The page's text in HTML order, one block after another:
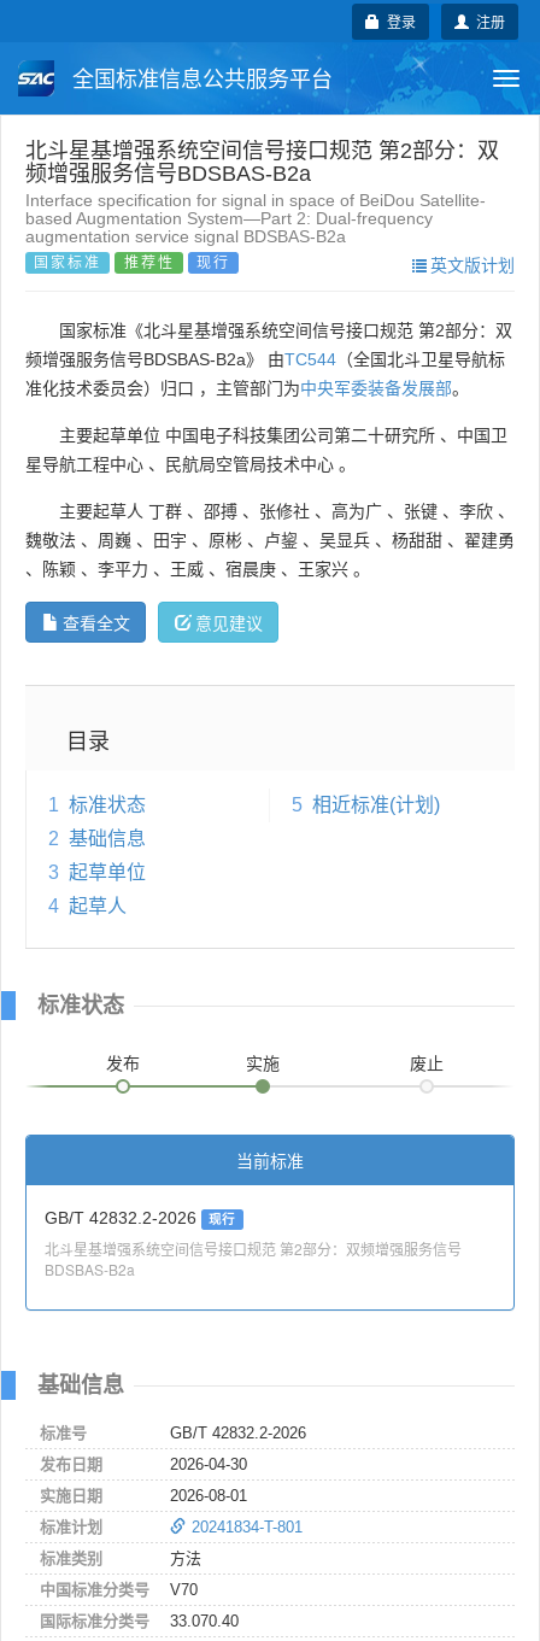
注册
登录
全国标准信息公共服务平台
国家标准 行业标准 地方标准
团体标准 企业标准 国际标准
国外标准 技术委员会
北斗星基增强系统空间信号接口规范 第2部分：双
频增强服务信号BDSBAS-B2a
Interface specification for signal in space of BeiDou Satellite-
based Augmentation System—Part 2: Dual-frequency
augmentation service signal BDSBAS-B2a
国家标准 推荐性 现行 英文版计划
国家标准《北斗星基增强系统空间信号接口规范 第2部分：双
频增强服务信号BDSBAS-B2a》 由TC544 （全国北斗卫星导航标
准化技术委员会）归口 ，主管部门为中央军委装备发展部。
主要起草单位 中国电子科技集团公司第二十研究所 、 中国卫
星导航工程中心 、 民航局空管局技术中心 。
主要起草人 丁群 、 邵搏 、 张修社 、 高为广 、 张键 、 李欣 、
魏敬法 、 周巍 、 田宇 、 原彬 、 卢鋆 、 吴显兵 、 杨甜甜 、 翟建勇
、
陈颖 、 李平力 、 王威 、 宿晨庚 、 王家兴 。
查看全文 意见建议
目录
1 标准状态
2 基础信息
3 起草单位
4 起草人
5 相近标准(计划)
标准状态
发布 实施 废止
当前标准
GB/T 42832.2-2026 现行
北斗星基增强系统空间信号接口规范 第2部分：双频增强服务信号
BDSBAS-B2a
基础信息
标准号
GB/T 42832.2-2026
发布日期
2026-04-30
实施日期
2026-08-01
标准计划
20241834-T-801
标准类别
方法
中国标准分类号
V70
国际标准分类号
33.070.40